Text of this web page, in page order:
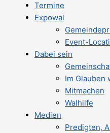
Termine
Expowal
Event-
Dabei sein
Im Glauben
Mitmachen
Walhilfe
Medien
Predigten,